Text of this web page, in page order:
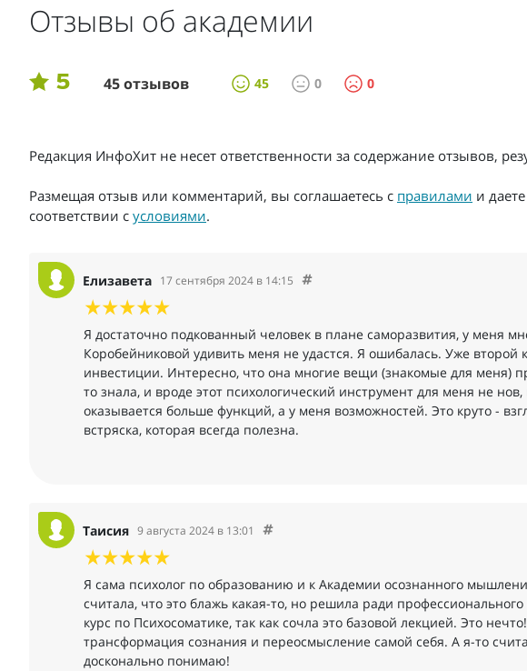
Отзывы об академии
5 45 отзывов 45 0 0
Редакция ИнфоХит не несет ответственности за содержание отзывов,
Размещая отзыв или комментарий, вы соглашаетесь с правилами и
соответствии с условиями.
Елизавета 17 сентября 2024 в 14:15
Я достаточно подкованный человек в плане саморазвития, у меня
Коробейниковой удивить меня не удастся. Я ошибалась. Уже
инвестиции. Интересно, что она многие вещи (знакомые для меня)
то знала, и вроде этот психологический инструмент для меня не
оказывается больше функций, а у меня возможностей. Это круто -
встряска, которая всегда полезна.
Таисия 9 августа 2024 в 13:01
Я сама психолог по образованию и к Академии осознанного
считала, что это блажь какая-то, но решила ради
курс по Психосоматике, так как сочла это базовой лекцией. Это
трансформация сознания и переосмысление самой себя. А я-то
досконально понимаю!